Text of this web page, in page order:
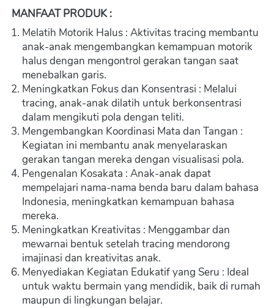
MANFAAT PRODUK :
Melatih Motorik Halus : Aktivitas tracing membantu
anak-anak mengembangkan kemampuan motorik
halus dengan mengontrol gerakan tangan saat
menebalkan garis.
Meningkatkan Fokus dan Konsentrasi : Melalui
tracing, anak-anak dilatih untuk berkonsentrasi
dalam mengikuti pola dengan teliti.
Mengembangkan Koordinasi Mata dan Tangan :
Kegiatan ini membantu anak menyelaraskan
gerakan tangan mereka dengan visualisasi pola.
Pengenalan Kosakata : Anak-anak dapat
mempelajari nama-nama benda baru dalam bahasa
Indonesia, meningkatkan kemampuan bahasa
mereka.
Meningkatkan Kreativitas : Menggambar dan
mewarnai bentuk setelah tracing mendorong
imajinasi dan kreativitas anak.
Menyediakan Kegiatan Edukatif yang Seru : Ideal
untuk waktu bermain yang mendidik, baik di rumah
maupun di lingkungan belajar.